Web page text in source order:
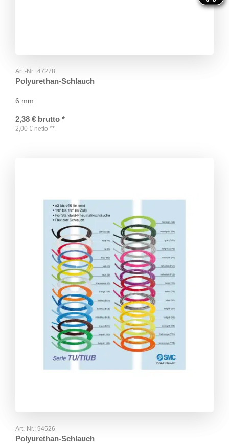
Art.-Nr.: 47278
Polyurethan-Schlauch
6 mm
2,38 € brutto *
2,00 € netto **
Art.-Nr.: 94526
Polyurethan-Schlauch